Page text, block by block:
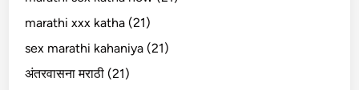
marathi xxx katha (21)
sex marathi kahaniya (21)
अंतरवासना मराठी (21)